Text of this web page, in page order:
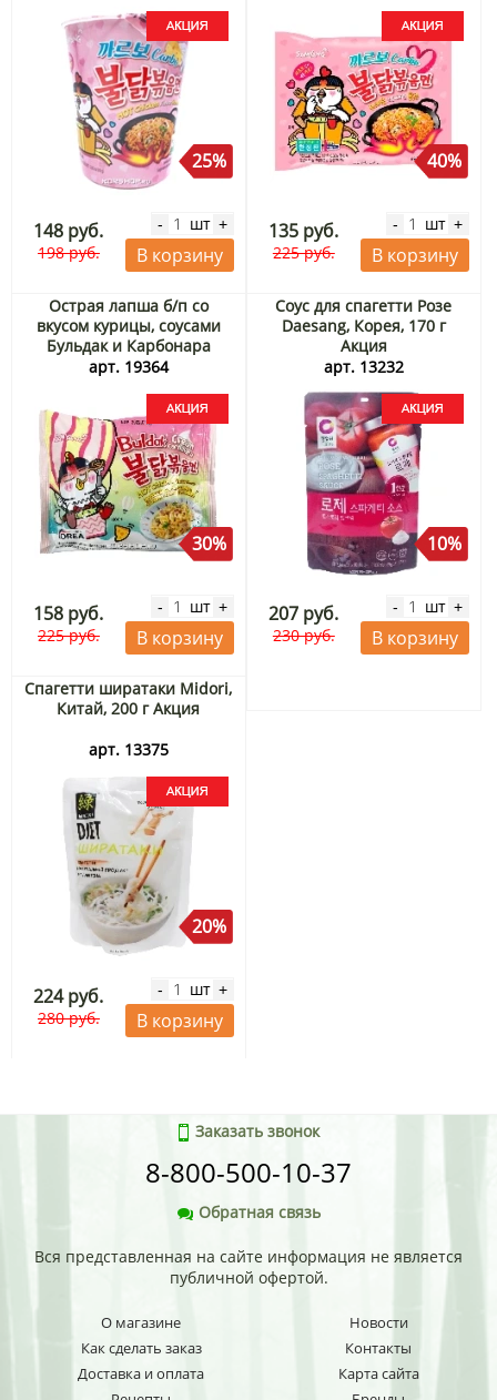
25%
148 руб.
198 руб.
- шт +
В корзину
40%
135 руб.
225 руб.
- шт +
В корзину
Острая лапша б/п со
вкусом курицы, соусами
Бульдак и Карбонара
Samyang м/у, Корея, 140 г
арт. 19364
30%
158 руб.
225 руб.
- шт +
В корзину
Соус для спагетти Розе
Daesang, Корея, 170 г
Акция
арт. 13232
10%
207 руб.
230 руб.
- шт +
В корзину
Спагетти ширатаки Midori,
Китай, 200 г Акция
арт. 13375
20%
224 руб.
280 руб.
- шт +
В корзину
Заказать звонок
8-800-500-10-37
Обратная связь
Вся представленная на сайте информация не является
публичной офертой.
О магазине
Как сделать заказ
Доставка и оплата
Новости
Контакты
Карта сайта